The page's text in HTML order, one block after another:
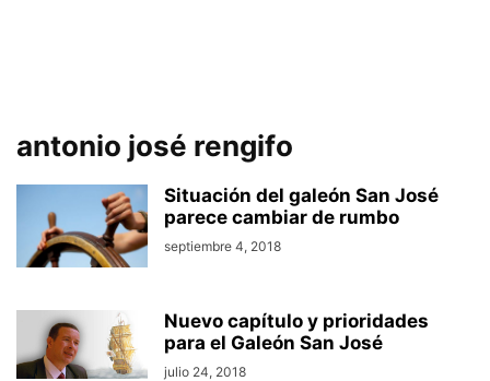
antonio josé rengifo
Situación del galeón San José
parece cambiar de rumbo
septiembre 4, 2018
Nuevo capítulo y prioridades
para el Galeón San José
julio 24, 2018